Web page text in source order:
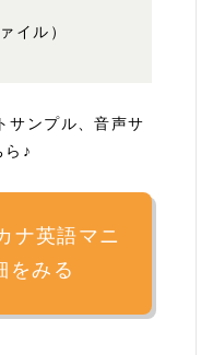
イル）
サンプル、音声サ
ら♪
ナ英語マニ
をみる